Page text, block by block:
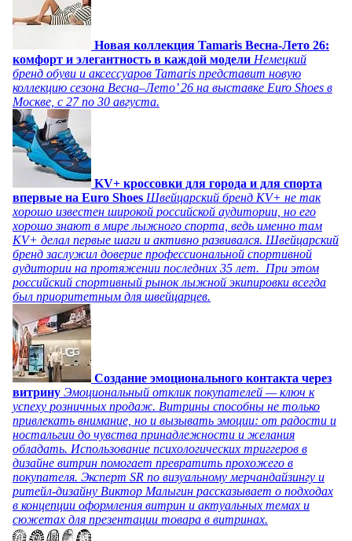
Новая коллекция Tamaris Весна-Лето 26:
комфорт и элегантность в каждой модели Немецкий
бренд обуви и аксессуаров Tamaris представит новую
коллекцию сезона Весна–Лето’ 26 на выставке Euro Shoes в
Москве, с 27 по 30 августа.
KV+ кроссовки для города и для спорта
впервые на Euro Shoes Швейцарский бренд KV+ не так
хорошо известен широкой российской аудитории, но его
хорошо знают в мире лыжного спорта, ведь именно там
KV+ делал первые шаги и активно развивался. Швейцарский
бренд заслужил доверие профессиональной спортивной
аудитории на протяжении последних 35 лет. При этом
российский спортивный рынок лыжной экипировки всегда
был приоритетным для швейцарцев.
Создание эмоционального контакта через
витрину Эмоциональный отклик покупателей — ключ к
успеху розничных продаж. Витрины способны не только
привлекать внимание, но и вызывать эмоции: от радости и
ностальгии до чувства принадлежности и желания
обладать. Использование психологических триггеров в
дизайне витрин помогает превратить прохожего в
покупателя. Эксперт SR по визуальному мерчандайзингу и
ритейл-дизайну Виктор Малыгин рассказывает о подходах
в концепции оформления витрин и актуальных темах и
сюжетах для презентации товара в витринах.